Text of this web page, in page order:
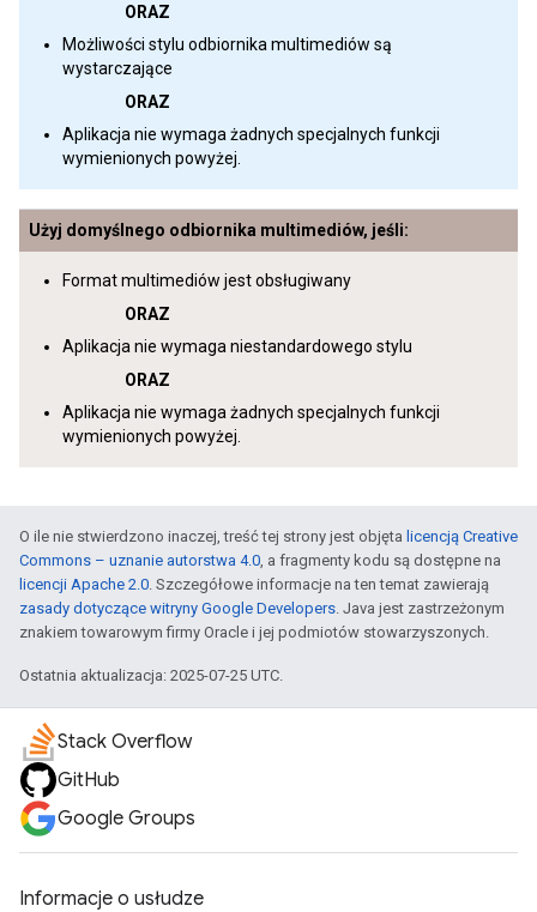
ORAZ
Możliwości stylu odbiornika multimediów są
wystarczające
ORAZ
Aplikacja nie wymaga żadnych specjalnych funkcji
wymienionych powyżej.
Użyj domyślnego odbiornika multimediów, jeśli:
Format multimediów jest obsługiwany
ORAZ
Aplikacja nie wymaga niestandardowego stylu
ORAZ
Aplikacja nie wymaga żadnych specjalnych funkcji
wymienionych powyżej.
O ile nie stwierdzono inaczej, treść tej strony jest objęta licencją Creative
Commons – uznanie autorstwa 4.0 , a fragmenty kodu są dostępne na
licencji Apache 2.0 . Szczegółowe informacje na ten temat zawierają
zasady dotyczące witryny Google Developers . Java jest zastrzeżonym
znakiem towarowym firmy Oracle i jej podmiotów stowarzyszonych.
Ostatnia aktualizacja: 2025-07-25 UTC.
Stack Overflow
GitHub
Google Groups
Informacje o usłudze